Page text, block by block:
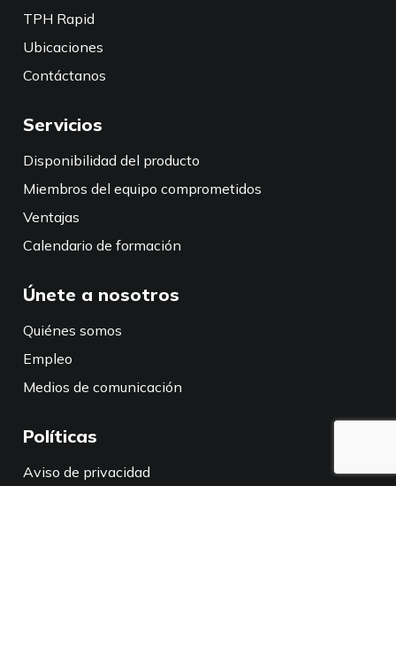
TPH Rapid
Ubicaciones
Contáctanos
Servicios
Disponibilidad del producto
Miembros del equipo comprometidos
Ventajas
Calendario de formación
Únete a nosotros
Quiénes somos
Empleo
Medios de comunicación
Políticas
Aviso de privacidad